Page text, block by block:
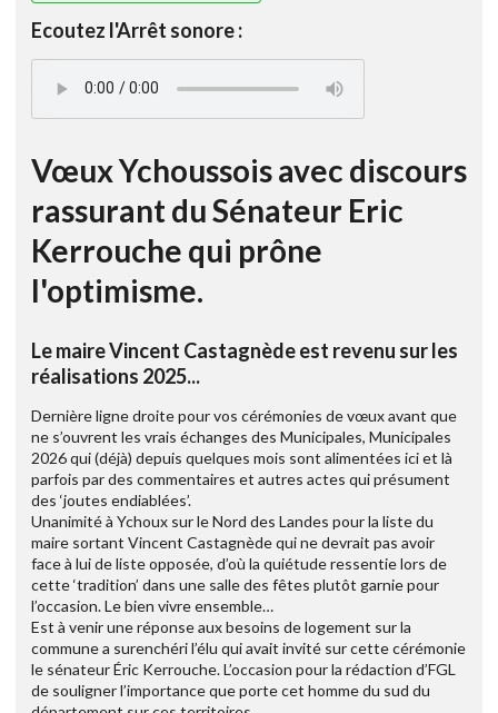
Ecoutez l'Arrêt sonore :
Vœux Ychoussois avec discours
rassurant du Sénateur Eric
Kerrouche qui prône
l'optimisme.
Le maire Vincent Castagnède est revenu sur les
réalisations 2025...
Dernière ligne droite pour vos cérémonies de vœux avant que
ne s’ouvrent les vrais échanges des Municipales, Municipales
2026 qui (déjà) depuis quelques mois sont alimentées ici et là
parfois par des commentaires et autres actes qui présument
des ‘joutes endiablées’.
Unanimité à Ychoux sur le Nord des Landes pour la liste du
maire sortant Vincent Castagnède qui ne devrait pas avoir
face à lui de liste opposée, d’où la quiétude ressentie lors de
cette ‘tradition’ dans une salle des fêtes plutôt garnie pour
l’occasion. Le bien vivre ensemble…
Est à venir une réponse aux besoins de logement sur la
commune a surenchéri l’élu qui avait invité sur cette cérémonie
le sénateur Éric Kerrouche. L’occasion pour la rédaction d’FGL
de souligner l’importance que porte cet homme du sud du